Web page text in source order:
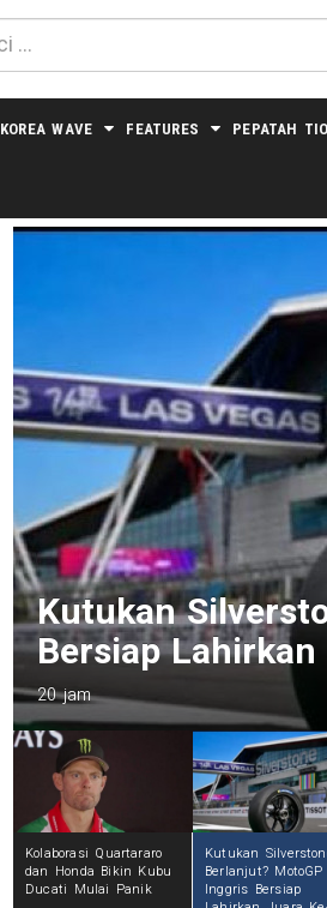
KOREA WAVE FEATURES PEPATAH
Kutukan
Bersiap
20 jam
Kolaborasi Quartararo
dan Honda Bikin Kubu
Ducati Mulai Panik
Kutukan
Berlanjut? MotoGP
Inggris Bersiap